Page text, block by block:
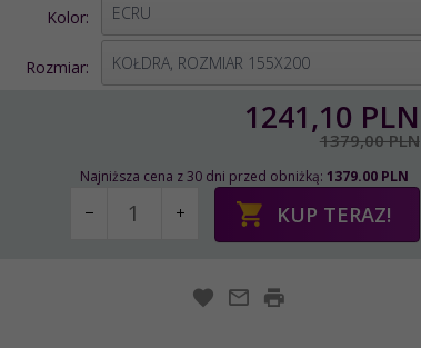
Kolor: ECRU
Rozmiar: KOŁDRA, ROZMIAR 155X200
1241,10 PLN
1379,00 PLN
Najniższa cena z 30 dni przed obniżką: 1379.00 PLN
KUP TERAZ!